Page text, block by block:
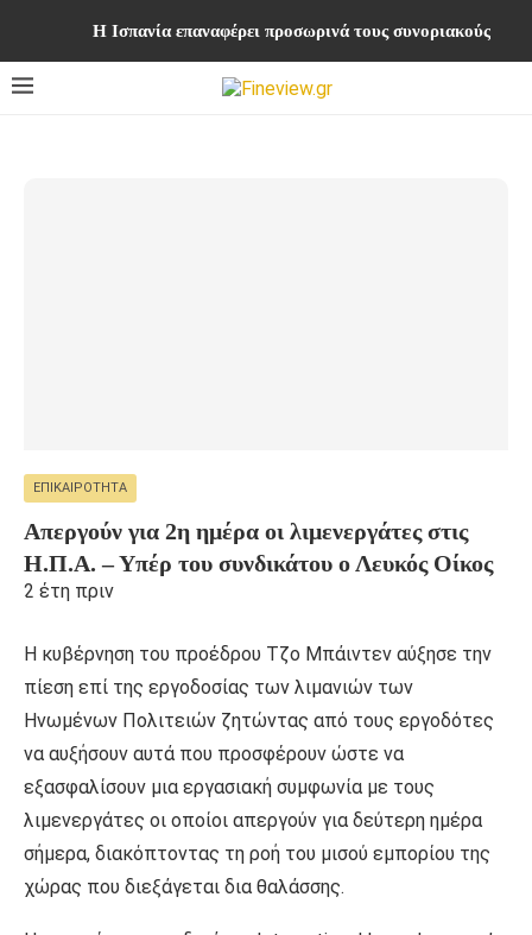
Η Ισπανία επαναφέρει προσωρινά τους συνοριακούς
ΕΠΙΚΑΙΡΌΤΗΤΑ
Απεργούν για 2η ημέρα οι λιμενεργάτες στις
Η.Π.Α. – Υπέρ του συνδικάτου ο Λευκός Οίκος
2 έτη πριν
Η κυβέρνηση του προέδρου Τζο Μπάιντεν αύξησε την
πίεση επί της εργοδοσίας των λιμανιών των
Ηνωμένων Πολιτειών ζητώντας από τους εργοδότες
να αυξήσουν αυτά που προσφέρουν ώστε να
εξασφαλίσουν μια εργασιακή συμφωνία με τους
λιμενεργάτες οι οποίοι απεργούν για δεύτερη ημέρα
σήμερα, διακόπτοντας τη ροή του μισού εμπορίου της
χώρας που διεξάγεται δια θαλάσσης.